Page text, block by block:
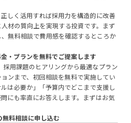
しく活用すれば採用力を構造的に改善
材の質向上を実現する投資です。まず
無料相談で費用感を確認するところか
・プランを無料でご提案します
用課題のヒアリングから最適なプラン
ンまで、初回相談を無料で実施してい
は必要か」「予算内でどこまで支援し
問にも率直にお答えします。まずはお気
料相談に申し込む